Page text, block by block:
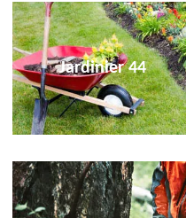
Jardinier 44